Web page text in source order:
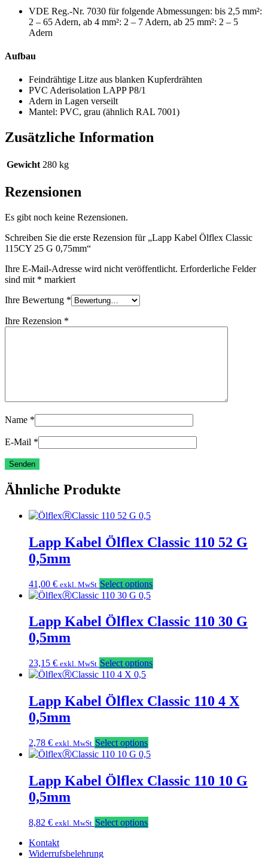
VDE Reg.-Nr. 7030 für folgende Abmessungen: bis 2,5 mm²:
2 – 65 Adern, ab 4 mm²: 2 – 7 Adern, ab 25 mm²: 2 – 5
Adern
Aufbau
Feindrähtige Litze aus blanken Kupferdrähten
PVC Aderisolation LAPP P8/1
Adern in Lagen verseilt
Mantel: PVC, grau (ähnlich RAL 7001)
Zusätzliche Information
Gewicht 280 kg
Rezensionen
Es gibt noch keine Rezensionen.
Schreiben Sie die erste Rezension für „Lapp Kabel Ölflex Classic
115CY 25 G 0,75mm“
Ihre E-Mail-Adresse wird nicht veröffentlicht. Erforderliche Felder
sind mit * markiert
Ihre Bewertung *
Ihre Rezension *
Name *
E-Mail *
Ähnliche Produkte
Lapp Kabel Ölflex Classic 110 52 G
0,5mm
41,00 € exkl. MwSt Select options
Lapp Kabel Ölflex Classic 110 30 G
0,5mm
23,15 € exkl. MwSt Select options
Lapp Kabel Ölflex Classic 110 4 X
0,5mm
2,78 € exkl. MwSt Select options
Lapp Kabel Ölflex Classic 110 10 G
0,5mm
8,82 € exkl. MwSt Select options
Kontakt
Widerrufsbelehrung